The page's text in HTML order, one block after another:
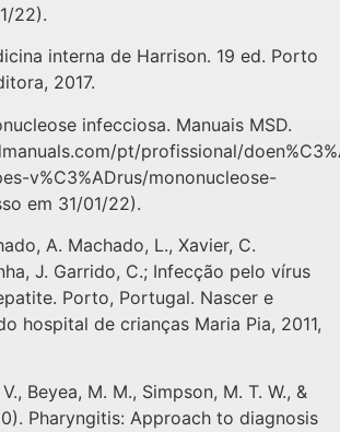
22).
interna de Harrison. 19 ed. Porto
2017.
infecciosa. Manuais MSD.
pt/profissional/
v%C3%ADrus/mononucleose-
em 31/01/22).
A. Machado, L., Xavier, C.
J. Garrido, C.; Infecção pelo vírus
Porto, Portugal. Nascer e
hospital de crianças Maria Pia, 2011,
Beyea, M. M., Simpson, M. T. W., &
Pharyngitis: Approach to diagnosis